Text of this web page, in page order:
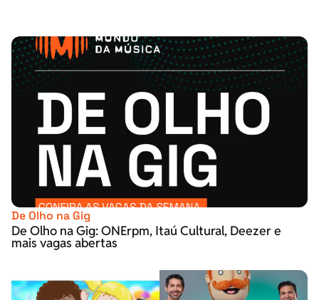
De Olho na Gig
De Olho na Gig: ONErpm, Itaú Cultural, Deezer e
mais vagas abertas